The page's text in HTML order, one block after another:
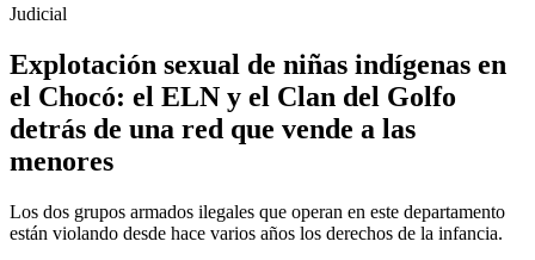
Judicial
Explotación sexual de niñas indígenas en
el Chocó: el ELN y el Clan del Golfo
detrás de una red que vende a las
menores
Los dos grupos armados ilegales que operan en este departamento
están violando desde hace varios años los derechos de la infancia.